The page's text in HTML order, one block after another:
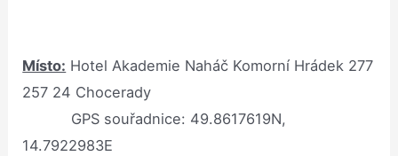
Místo: Hotel Akademie Naháč Komorní Hrádek 277
257 24 Chocerady
GPS souřadnice: 49.8617619N,
14.7922983E